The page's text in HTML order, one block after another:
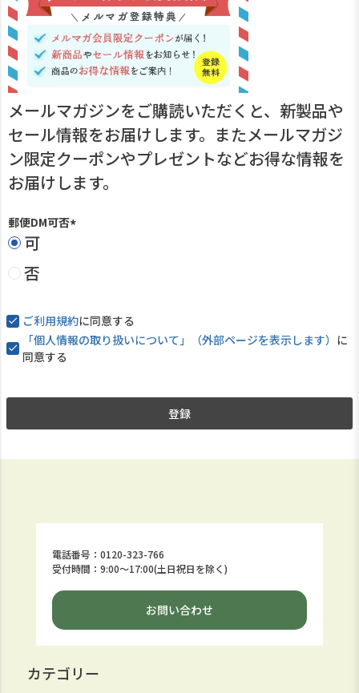
メールマガジンをご購読いただくと、新製品や
セール情報をお届けします。またメールマガジ
ン限定クーポンやプレゼントなどお得な情報を
お届けします。
郵便DM可否
可
否
ご利用規約に同意する
「個人情報の取り扱いについて」（外部ページを表示します） に
同意する
登録
電話番号：0120-323-766
受付時間：9:00～17:00(土日祝日を除く)
お問い合わせ
カテゴリー